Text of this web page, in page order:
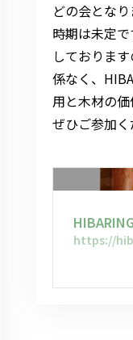
どの会となり
時期は未定
しておりま
係なく、
用と木材の
ぜひご参加く
https://